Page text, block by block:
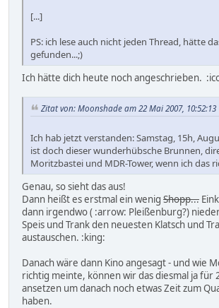
[...]
PS: ich lese auch nicht jeden Thread, hätte
gefunden...;)
Ich hätte dich heute noch angeschrieben.
Zitat von: Moonshade am 22 Mai 2007, 10:52:13
Ich hab jetzt verstanden: Samstag, 15h,
ist doch dieser wunderhübsche Brunnen,
Moritzbastei und MDR-Tower, wenn ich das
Genau, so sieht das aus!
Dann heißt es erstmal ein wenig Shopp...
dann irgendwo ( :arrow: Pleißenburg?)
Speis und Trank den neuesten Klatsch und
austauschen. :king:
Danach wäre dann Kino angesagt - und wie
richtig meinte, können wir das diesmal ja für
ansetzen um danach noch etwas Zeit zum
haben.